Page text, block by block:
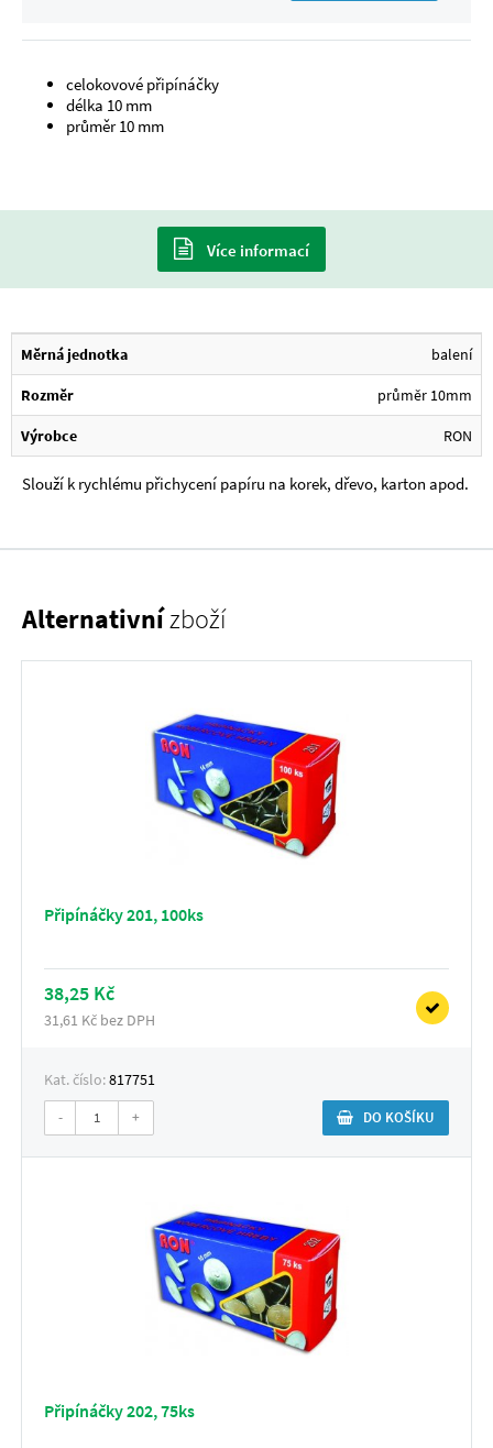
celokovové připínáčky
délka 10 mm
průměr 10 mm
Více informací
Měrná jednotka balení
Rozměr průměr 10mm
Výrobce RON
Slouží k rychlému přichycení papíru na korek, dřevo, karton apod.
Alternativnízboží
Připínáčky 201, 100ks
38,25 Kč
31,61 Kč bez DPH
Kat. číslo:817751
- + DO KOŠÍKU
Připínáčky 202, 75ks